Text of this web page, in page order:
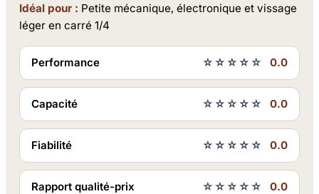
Idéal pour : Petite mécanique, électronique et vissage
léger en carré 1/4
Performance ☆☆☆☆☆ 0.0
Capacité ☆☆☆☆☆ 0.0
Fiabilité ☆☆☆☆☆ 0.0
Rapport qualité-prix ☆☆☆☆☆ 0.0